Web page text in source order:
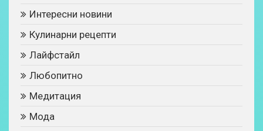
Интересни новини
Кулинарни рецепти
Лайфстайл
Любопитно
Медитация
Мода